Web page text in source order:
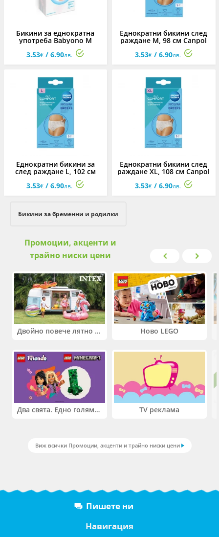
Бикини за еднократна
употреба Babyono М
3.53€ / 6.90лв.
Еднократни бикини след
раждане М, 98 см Canpol
3.53€/ 6.90лв.
Еднократни бикини за
след раждане L, 102 см
3.53€ / 6.90лв.
Еднократни бикини след
раждане XL, 108 см Canpol
3.53€/ 6.90лв.
Бикини за бременни и родилки
Промоции, акценти и
трайно ниски цени
Двойно повече лятно забавление! Купи 2 продукта INTEX и вземи -33%
Два свята. Едно голямо приключение. Купи 2 продукта LEGO® Friends и/или LEGO® Minecraft и вземи -27%
Ново LEGO
TV реклама
Виж всички Промоции, акценти и трайно ниски цени
Пишете ни
Навигация